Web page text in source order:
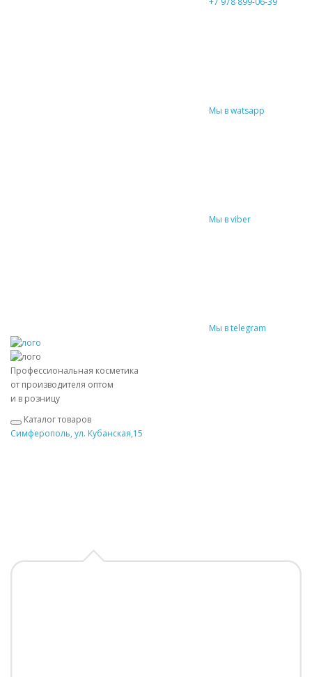
Мы в watsapp
Мы в viber
Мы в telegram
Профессиональная косметика
от производителя оптом
и в розницу
Каталог товаров
Симферополь, ул. Кубанская,15